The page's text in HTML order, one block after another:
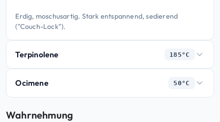
Erdig, moschusartig. Stark entspannend, sedierend
("Couch-Lock").
Terpinolene 185°C
Ocimene 50°C
Wahrnehmung